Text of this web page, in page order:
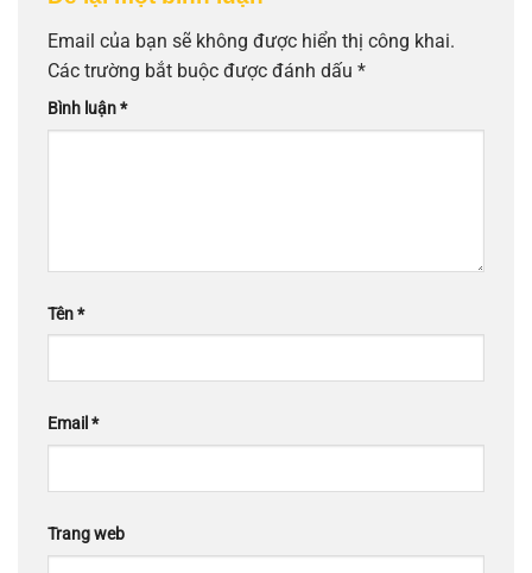
Email của bạn sẽ không được hiển thị công khai.
Các trường bắt buộc được đánh dấu *
Bình luận*
Tên*
Email *
Trang web